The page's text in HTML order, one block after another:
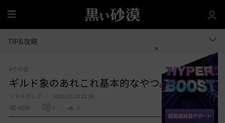
全
体
TIP&攻略
#その他
ギルド象のあれこれ基本的なやつ。
シャルグレア
2026.03.24 21:06
6006
0 0